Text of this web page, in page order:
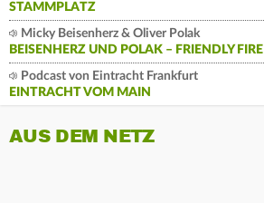
STAMMPLATZ
Micky Beisenherz & Oliver Polak
BEISENHERZ UND POLAK – FRIENDLY FIRE
Podcast von Eintracht Frankfurt
EINTRACHT VOM MAIN
AUS DEM NETZ